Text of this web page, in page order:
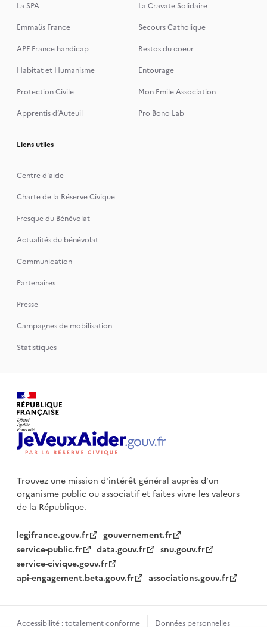
La SPA
La Cravate Solidaire
Emmaüs France
Secours Catholique
APF France handicap
Restos du coeur
Habitat et Humanisme
Entourage
Protection Civile
Mon Emile Association
Apprentis d’Auteuil
Pro Bono Lab
Liens utiles
Centre d'aide
Charte de la Réserve Civique
Fresque du Bénévolat
Actualités du bénévolat
Communication
Partenaires
Presse
Campagnes de mobilisation
Statistiques
Trouvez une mission d'intérêt général auprès d’un
organisme publicou associatif et faites vivre les valeurs
de la République.
legifrance.gouv.fr
gouvernement.fr
service-public.fr
data.gouv.fr
snu.gouv.fr
service-civique.gouv.fr
api-engagement.beta.gouv.fr
associations.gouv.fr
Accessibilité : totalement conforme Données personnelles